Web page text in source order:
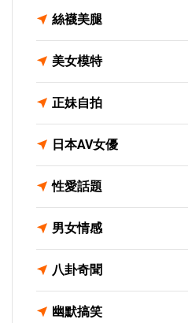
絲襪美腿
美女模特
正妹自拍
日本AV女優
性愛話題
男女情感
八卦奇聞
幽默搞笑